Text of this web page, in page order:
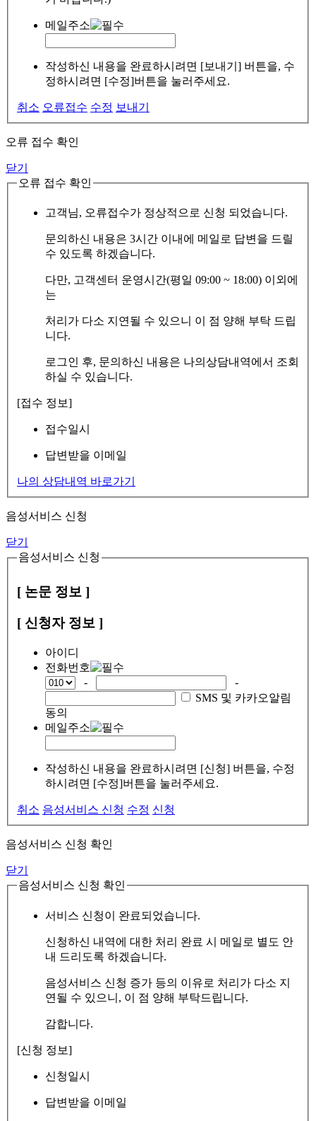
메일주소
작성하신 내용을 완료하시려면 [보내기] 버튼을, 수
정하시려면 [수정]버튼을 눌러주세요.
취소 오류접수 수정 보내기
오류 접수 확인
닫기
오류 접수 확인
고객님, 오류접수가 정상적으로 신청 되었습니다.
문의하신 내용은 3시간 이내에 메일로 답변을 드릴
수 있도록 하겠습니다.
다만, 고객센터 운영시간(평일 09:00 ~ 18:00) 이외에
는
처리가 다소 지연될 수 있으니 이 점 양해 부탁 드립
니다.
로그인 후, 문의하신 내용은 나의상담내역에서 조회
하실 수 있습니다.
[접수 정보]
접수일시
답변받을 이메일
나의 상담내역 바로가기
음성서비스 신청
닫기
음성서비스 신청
[ 논문 정보 ]
[ 신청자 정보 ]
아이디
전화번호
-
-
SMS 및 카카오알림
동의
메일주소
작성하신 내용을 완료하시려면 [신청] 버튼을, 수정
하시려면 [수정]버튼을 눌러주세요.
취소 음성서비스 신청 수정 신청
음성서비스 신청 확인
닫기
음성서비스 신청 확인
서비스 신청이 완료되었습니다.
신청하신 내역에 대한 처리 완료 시 메일로 별도 안
내 드리도록 하겠습니다.
음성서비스 신청 증가 등의 이유로 처리가 다소 지
연될 수 있으니, 이 점 양해 부탁드립니다.
감합니다.
[신청 정보]
신청일시
답변받을 이메일